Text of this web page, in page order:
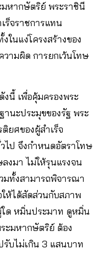
มหากษัตริย์ พระราชินี
ร็จราชการแทน
ในแง่โครงสร้างของ
ามผิด การยกเว้นโทษ
นี้ เพื่อคุ้มครองพระ
นะประมุขของรัฐ พระ
ยศของผู้สำเร็จ
ไป จึงกำหนดอัตราโทษ
งมา ไม่ให้รุนแรงจน
มทั้งสามารถพิจารณา
ห้ได้สัดส่วนกับสภาพ
ด หมิ่นประมาท ดูหมิ่น
ะมหากษัตริย์ ต้อง
รับไม่เกิน 3 แสนบาท